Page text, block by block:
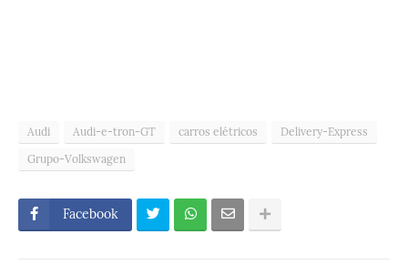
Audi Audi-e-tron-GT carros elétricos
Delivery-Express
Grupo-Volkswagen
Facebook